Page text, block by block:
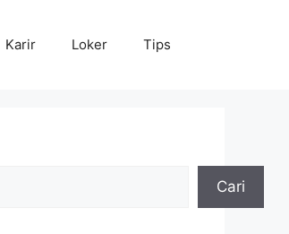
Karir Loker Tips
Cari